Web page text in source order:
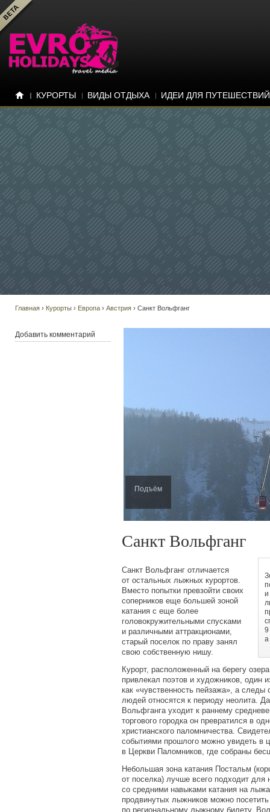
КУРОРТЫ ВИДЫ ОТДЫХА ИДЕИ ДЛЯ ПУТЕШЕСТВИЙ
Главная › Курорты › Европа › Австрия › Санкт Вольфганг
Подъём
Санкт Вольфганг
и
9
а
Санкт Вольфганг отличается
от остальных лыжных курортов.
Вместо попытки превзойти своих
соперников еще большей зоной
катания с еще более
головокружительными спусками
и различными аттракционами,
старый поселок по праву занял
свою собственную нишу.
Курорт, расположенный на берегу
привлекал поэтов и художников, один
как «чувственность пейзажа», а следы
людей относятся к периоду неолита.
Вольфганга уходит к раннему
торгового городка он превратился в
христианского паломничества.
событиями прошлого можно увидеть в
в Церкви Паломников, где собраны
Небольшая зона катания Постальм (
от поселка) лучше всего подходит для
со средними навыками катания на
продвинутых лыжников можно
по региональному лыжному билету.
Добавить комментарий